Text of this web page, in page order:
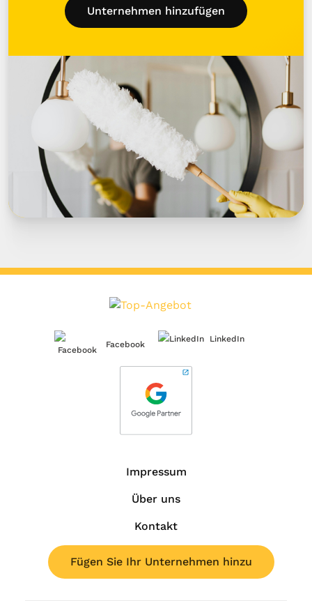
Unternehmen hinzufügen
Facebook
LinkedIn
Impressum
Über uns
Kontakt
Fügen Sie Ihr Unternehmen hinzu